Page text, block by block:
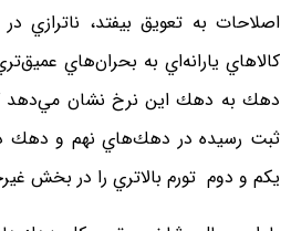
اصلاحات به تعويق بيفتد، ناترازي
كالاهاي يارانه‌اي به بحران‌هاي
دهك به دهك اين نرخ نشان مي‌دهد كه
ثبت رسيده در دهك‌هاي نهم و دهك
يكم و دوم تورم بالاتري را در بخش